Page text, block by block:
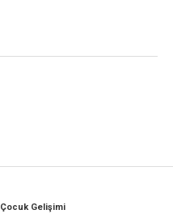
Çocuk Gelişimi